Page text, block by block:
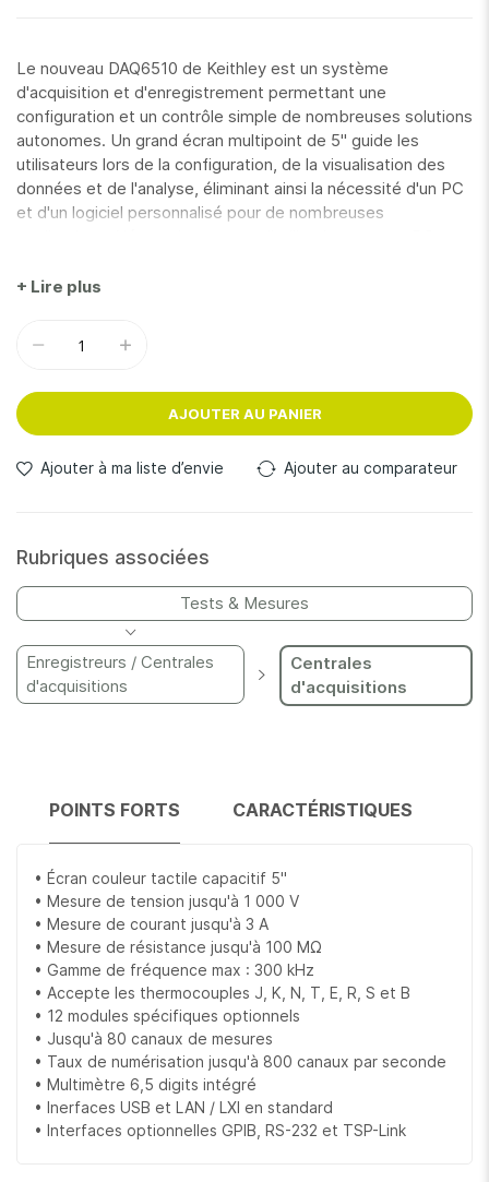
Le nouveau DAQ6510 de Keithley est un système
d'acquisition et d'enregistrement permettant une
configuration et un contrôle simple de nombreuses solutions
autonomes. Un grand écran multipoint de 5'' guide les
utilisateurs lors de la configuration, de la visualisation des
données et de l'analyse, éliminant ainsi la nécessité d'un PC
et d'un logiciel personnalisé pour de nombreuses
contrôle d'instruments Keithley KickStart sont disponibles
enfichables disponibles pour la commutation et le contrôle, il
contrôler jusqu'à 80 dispositifs sous test (DUT) dans une
configuration de multiplexage.
+ Lire plus
AJOUTER AU PANIER
Ajouter à ma liste d’envie Ajouter au comparateur
Rubriques associées
Tests & Mesures
Enregistreurs / Centrales
d'acquisitions
Centrales
d'acquisitions
POINTS FORTS CARACTÉRISTIQUES
• Écran couleur tactile capacitif 5''
• Mesure de tension jusqu'à 1 000 V
• Mesure de courant jusqu'à 3 A
• Mesure de résistance jusqu'à 100 MΩ
• Gamme de fréquence max : 300 kHz
• Accepte les thermocouples J, K, N, T, E, R, S et B
• 12 modules spécifiques optionnels
• Jusqu'à 80 canaux de mesures
• Taux de numérisation jusqu'à 800 canaux par seconde
• Multimètre 6,5 digits intégré
• Inerfaces USB et LAN / LXI en standard
• Interfaces optionnelles GPIB, RS-232 et TSP-Link